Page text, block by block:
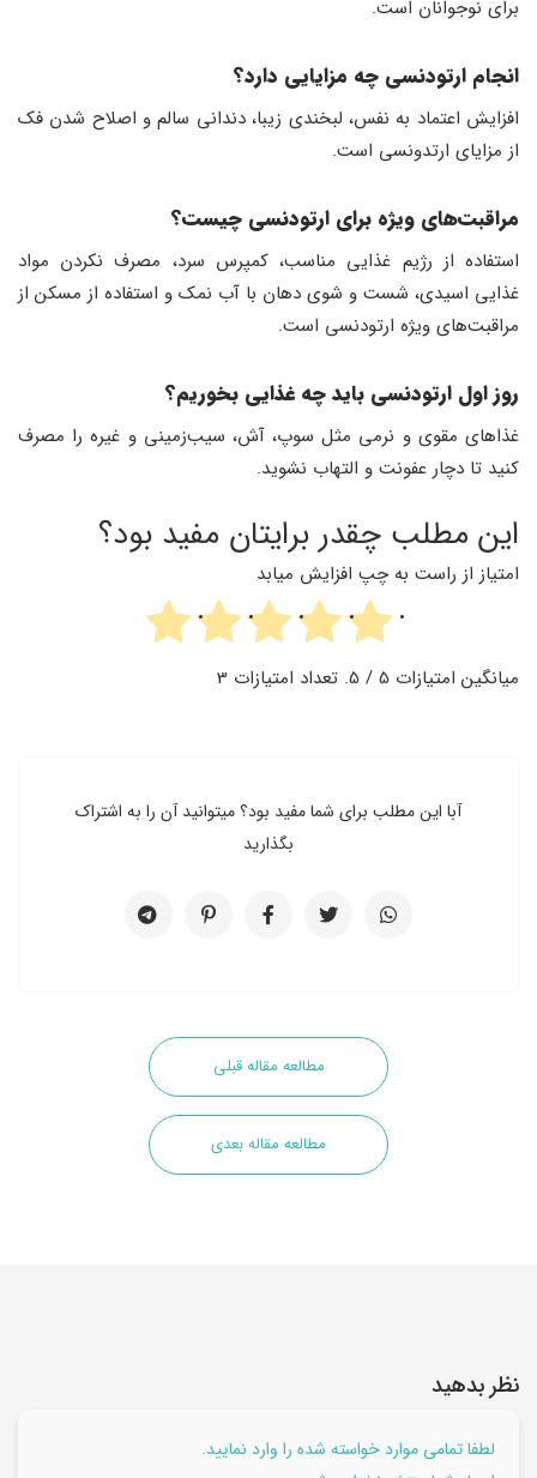
برای نوجوانان است.
انجام ارتودنسی چه مزایایی دارد؟
افزایش اعتماد به نفس، لبخندی زیبا، دندانی سالم و اصلاح شدن فک
از مزایای ارتدونسی است.
مراقبت‌های ویژه برای ارتودنسی چیست؟
استفاده از رژیم غذایی مناسب، کمپرس سرد، مصرف نکردن مواد
غذایی اسیدی، شست و شوی دهان با آب نمک و استفاده از مسکن از
مراقبت‌های ویژه ارتودنسی است.
روز اول ارتودنسی باید چه غذایی بخوریم؟
غذاهای مقوی و نرمی مثل سوپ، آش، سیب‌زمینی و غیره را مصرف
کنید تا دچار عفونت و التهاب نشوید.
این مطلب چقدر برایتان مفید بود؟
امتیاز از راست به چپ افزایش میابد
میانگین امتیازات 5 / 5. تعداد امتیازات 3
آبا این مطلب برای شما مفید بود؟ میتوانید آن را به اشتراک
بگذارید
مطالعه مقاله قبلی
مطالعه مقاله بعدی
نظر بدهید
لطفا تمامی موارد خواسته شده را وارد نمایید.